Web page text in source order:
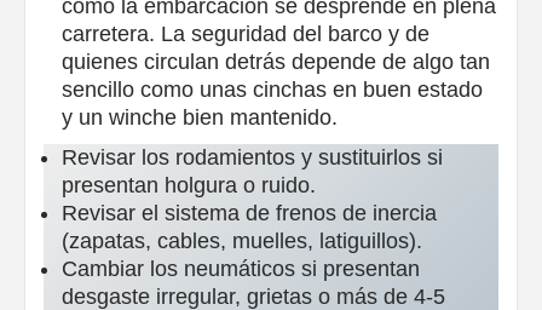
cómo la embarcación se desprende en plena
carretera. La seguridad del barco y de
quienes circulan detrás depende de algo tan
sencillo como unas cinchas en buen estado
y un winche bien mantenido.
Revisar los rodamientos y sustituirlos si
presentan holgura o ruido.
Revisar el sistema de frenos de inercia
(zapatas, cables, muelles, latiguillos).
Cambiar los neumáticos si presentan
desgaste irregular, grietas o más de 4-5